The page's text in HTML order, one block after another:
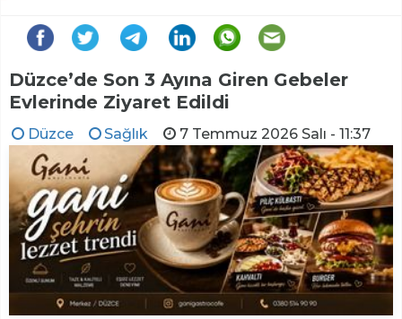
Düzce’de Son 3 Ayına Giren Gebeler
Evlerinde Ziyaret Edildi
Düzce Sağlık 7 Temmuz 2026 Salı - 11:37